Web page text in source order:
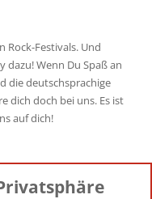
Rock-Festivals. Und
dazu! Wenn Du Spaß an
die deutschsprachige
dich doch bei uns. Es ist
auf dich!